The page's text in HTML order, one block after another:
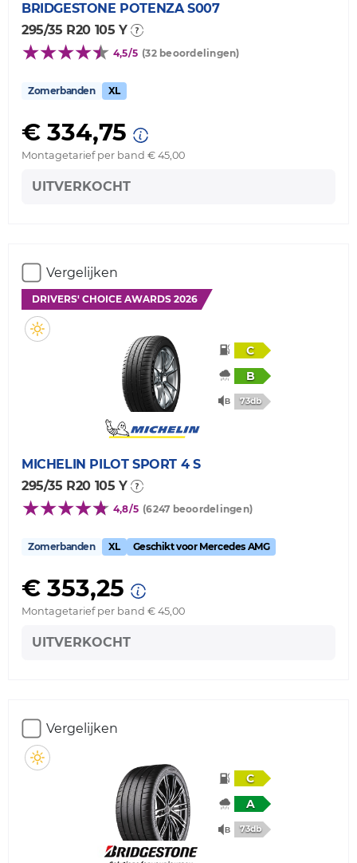
BRIDGESTONE POTENZA S007
295/35 R20 105 Y
4,5/5 (32 beoordelingen)
Zomerbanden XL
€ 334,75
Montagetarief per band € 45,00
UITVERKOCHT
Vergelijken
DRIVERS' CHOICE AWARDS 2026
C
B
73db
MICHELIN PILOT SPORT 4 S
295/35 R20 105 Y
4,8/5 (6247 beoordelingen)
Zomerbanden XL Geschikt voor Mercedes AMG
€ 353,25
Montagetarief per band € 45,00
UITVERKOCHT
Vergelijken
C
A
73db